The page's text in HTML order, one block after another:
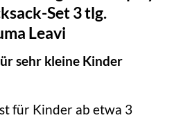
Set 3 tlg.
Leavi
sehr kleine Kinder
für Kinder ab etwa 3